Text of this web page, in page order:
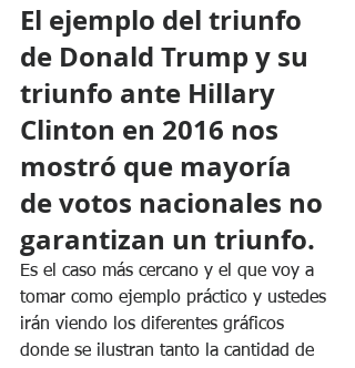
El ejemplo del triunfo
de Donald Trump y su
triunfo ante Hillary
Clinton en 2016 nos
mostró que mayoría
de votos nacionales no
garantizan un triunfo.
Es el caso más cercano y el que voy a
tomar como ejemplo práctico y ustedes
irán viendo los diferentes gráficos
donde se ilustran tanto la cantidad de